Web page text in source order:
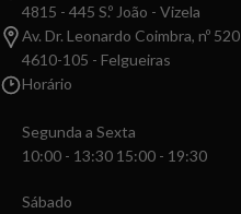
4815 - 445 S.º João - Vizela
Av. Dr. Leonardo Coimbra, nº 520
4610-105 - Felgueiras
Horário
Segunda a Sexta
10:00 - 13:30 15:00 - 19:30
Sábado